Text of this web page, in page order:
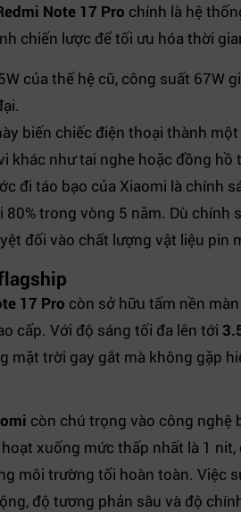
Note 17 Pro chính là hệ
chiến lược để tối ưu hóa thời
của thế hệ cũ, công suất 67W
biến chiếc điện thoại thành
khác như tai nghe hoặc đồng hồ
đi táo bạo của Xiaomi là chính
trong vòng 5 năm. Dù chính
đối vào chất lượng vật liệu pin
17 Pro còn sở hữu tấm nền
cấp. Với độ sáng tối đa lên tới
mặt trời gay gắt mà không gặp
còn chú trọng vào công nghệ
xuống mức thấp nhất là 1
môi trường tối hoàn toàn. Việc
độ tương phản sâu và độ